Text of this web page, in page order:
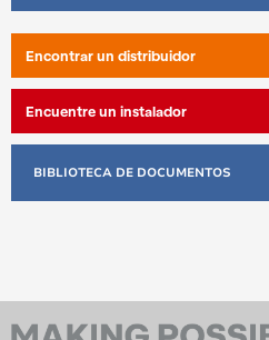
Encontrar un distribuidor
Encuentre un instalador
BIBLIOTECA DE DOCUMENTOS